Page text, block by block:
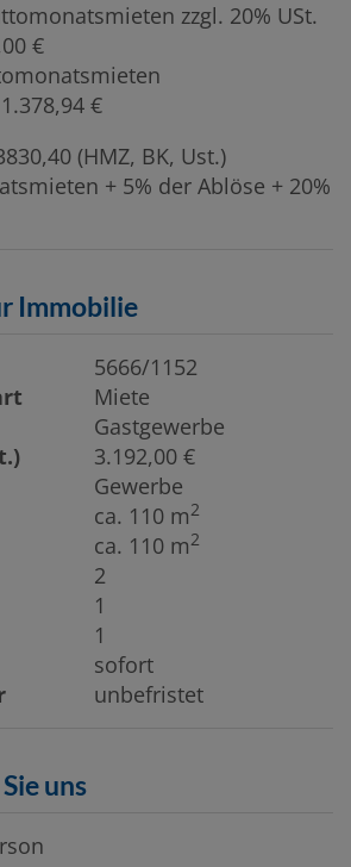
zzgl. 20% USt.
€
1.378,94 €
(HMZ, BK, Ust.)
+ 5% der Ablöse + 20%
Immobilie
5666/1152
Miete
Gastgewerbe
3.192,00 €
Gewerbe
ca. 110 m2
ca. 110 m2
2
1
1
sofort
unbefristet
uns